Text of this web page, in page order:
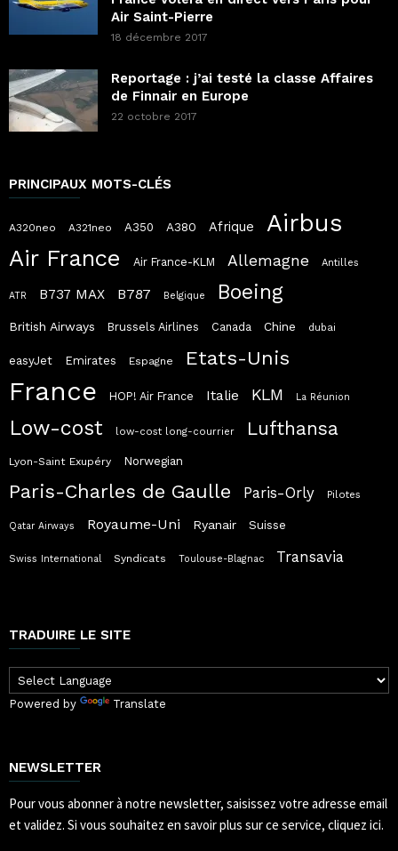
Air Saint-Pierre
18 décembre 2017
Reportage : j’ai testé la classe Affaires
de Finnair en Europe
22 octobre 2017
PRINCIPAUX MOTS-CLÉS
A320neo A321neo A350 A380 Afrique Airbus
Air France Air France-KLM Allemagne Antilles
ATR B737 MAX B787 Belgique Boeing
British Airways Brussels Airlines Canada Chine dubai
easyJet Emirates Espagne Etats-Unis
France HOP! Air France Italie KLM La Réunion
Low-cost low-cost long-courrier Lufthansa
Lyon-Saint Exupéry Norwegian
Paris-Charles de Gaulle Paris-Orly Pilotes
Qatar Airways Royaume-Uni Ryanair Suisse
Swiss International Syndicats Toulouse-Blagnac Transavia
TRADUIRE LE SITE
Powered by Translate
NEWSLETTER
Pour vous abonner à notre newsletter, saisissez votre adresse email
et validez. Si vous souhaitez en savoir plus sur ce service, cliquez ici.